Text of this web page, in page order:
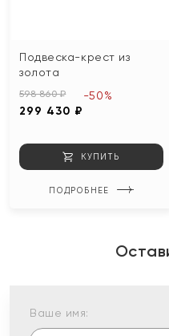
Подвеска-крест из
золота
598 860 ₽
299 430 ₽
-50%
КУПИТЬ
ПОДРОБНЕЕ
Ваше имя: